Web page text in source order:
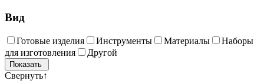
Вид
Готовые изделия Инструменты Материалы
Наборы
для изготовления
Другой
Свернуть↑